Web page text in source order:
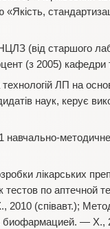
«Якість,
ДНЦЛЗ (від старшого
(з 2005) кафедри
ЛП на
наук, керує
навчально-
лікарських
по аптечной
2010 (співавт.);
биофармацией. — Х.,